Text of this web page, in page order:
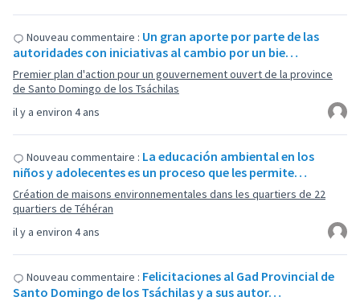
il y a environ 4 ans
Nouveau commentaire : Un gran aporte por parte de las
autoridades con iniciativas al cambio por un bie…
Premier plan d'action pour un gouvernement ouvert de la province
de Santo Domingo de los Tsáchilas
il y a environ 4 ans
Nouveau commentaire : La educación ambiental en los
niños y adolecentes es un proceso que les permite…
Création de maisons environnementales dans les quartiers de 22
quartiers de Téhéran
Nouveau commentaire : Felicitaciones al Gad Provincial de
Santo Domingo de los Tsáchilas y a sus autor…